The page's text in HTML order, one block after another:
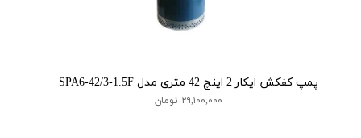
پمپ کفکش ایکار 2 اینچ 42 متری مدل SPA6-42/3-1.5F
۲۹,۱۰۰,۰۰۰ تومان